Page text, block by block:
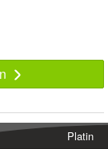
Platin